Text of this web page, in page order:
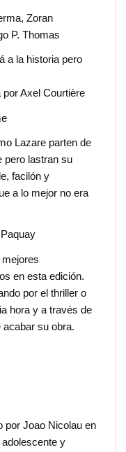
Zoran
P. Thomas
a la historia pero
por Axel Courtière
Lazare parten de
pero lastran su
facilón y
a lo mejor no era
en esta edición.
por el thriller o
hora y a través de
acabar su obra.
por Joao Nicolau en
y